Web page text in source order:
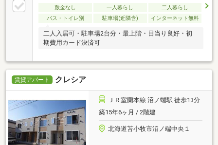
敷金なし 一人暮らし
二人暮らし
バス・トイレ別
駐車場(近隣含) インターネット無料
二人入居可・駐車場2台分・最上階・日当り良好・初
期費用カード決済可
賃貸アパート クレシア
ＪＲ室蘭本線 沼ノ端駅 徒歩13分
築15年6ヶ月 / 2階建
北海道苫小牧市沼ノ端中央１